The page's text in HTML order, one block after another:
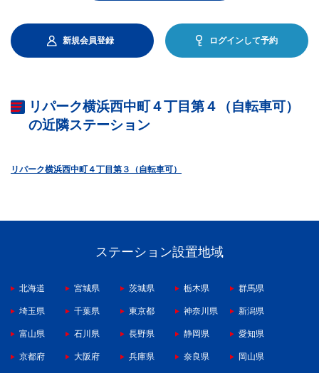
新規会員登録 ログインして予約
リパーク横浜西中町４丁目第４（自転車可）
の近隣ステーション
リパーク横浜西中町４丁目第３（自転車可）
ステーション設置地域
北海道 宮城県 茨城県 栃木県 群馬県
埼玉県 千葉県 東京都 神奈川県 新潟県
富山県 石川県 長野県 静岡県 愛知県
京都府 大阪府 兵庫県 奈良県 岡山県